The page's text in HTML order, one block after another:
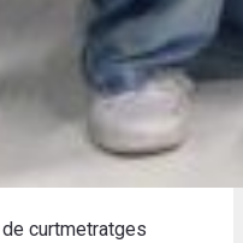
curtmetratges